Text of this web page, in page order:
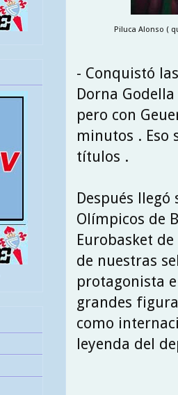
Piluca Alonso (
- Conquistó
Dorna
pero con
minutos . Eso
títulos .
Después
Olímpicos de
Eurobasket
de nuestras
protagonista
grandes
como
leyenda del